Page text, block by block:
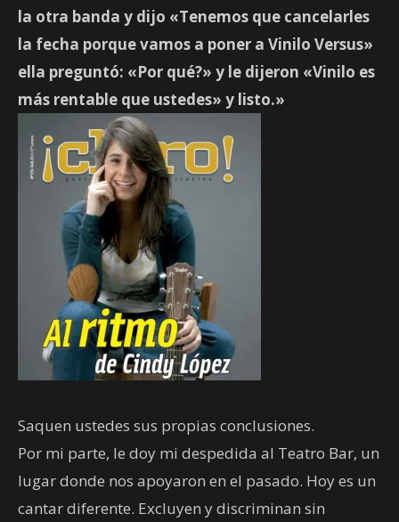
la otra banda y dijo «Tenemos que cancelarles
la fecha porque vamos a poner a Vinilo Versus»
ella preguntó: «Por qué?» y le dijeron «Vinilo es
más rentable que ustedes» y listo.»
Saquen ustedes sus propias conclusiones.
Por mi parte, le doy mi despedida al Teatro Bar, un
lugar donde nos apoyaron en el pasado. Hoy es un
cantar diferente. Excluyen y discriminan sin